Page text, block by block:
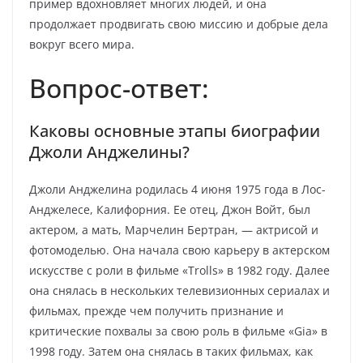
пример вдохновляет многих людей, и она
продолжает продвигать свою миссию и добрые дела
вокруг всего мира.
Вопрос-ответ:
Каковы основные этапы биографии
Джоли Анджелины?
Джоли Анджелина родилась 4 июня 1975 года в Лос-
Анджелесе, Калифорния. Ее отец, Джон Войт, был
актером, а мать, Марчелин Бертран, — актрисой и
фотомоделью. Она начала свою карьеру в актерском
искусстве с роли в фильме «Trolls» в 1982 году. Далее
она снялась в нескольких телевизионных сериалах и
фильмах, прежде чем получить признание и
критические похвалы за свою роль в фильме «Gia» в
1998 году. Затем она снялась в таких фильмах, как